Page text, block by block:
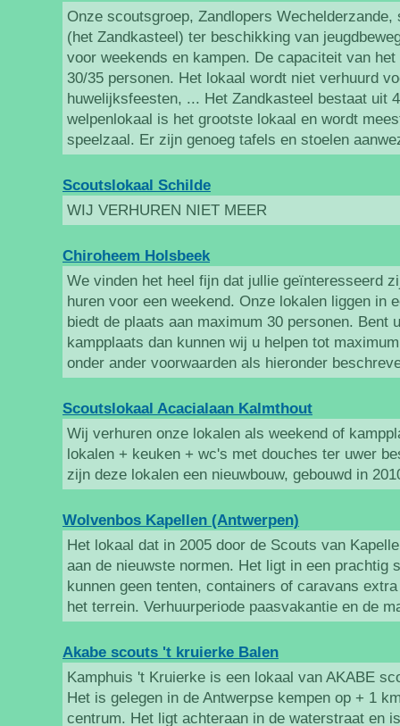
Onze scoutsgroep, Zandlopers
(het Zandkasteel) ter beschikking van
voor weekends en kampen. De capaciteit van
30/35 personen. Het lokaal wordt niet verhuurd
huwelijksfeesten, ... Het Zandkasteel bestaat uit
welpenlokaal is het grootste lokaal en wordt
speelzaal. Er zijn genoeg tafels en stoelen
Scoutslokaal Schilde
WIJ VERHUREN NIET MEER
Chiroheem Holsbeek
We vinden het heel fijn dat jullie geïnteresseerd
huren voor een weekend. Onze lokalen liggen in
biedt de plaats aan maximum 30 personen. Bent
kampplaats dan kunnen wij u helpen tot
onder ander voorwaarden als hieronder
Scoutslokaal Acacialaan Kalmthout
Wij verhuren onze lokalen als weekend of
lokalen + keuken + wc's met douches ter uwer
zijn deze lokalen een nieuwbouw, gebouwd in
Wolvenbos Kapellen (Antwerpen)
Het lokaal dat in 2005 door de Scouts van
aan de nieuwste normen. Het ligt in een prachtig
kunnen geen tenten, containers of caravans
het terrein. Verhuurperiode paasvakantie en de
Akabe scouts 't kruierke Balen
Kamphuis 't Kruierke is een lokaal van AKABE
Het is gelegen in de Antwerpse kempen op + 1
centrum. Het ligt achteraan in de waterstraat en